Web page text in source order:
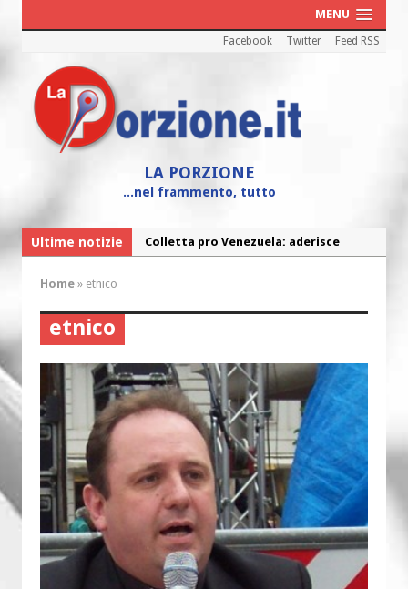
MENU
Facebook Twitter Feed RSS
LA PORZIONE
...nel frammento, tutto
Ultime notizie
Colletta pro Venezuela: aderisce
mobilita contro il suicidio assistito
Montesilvano: “Tanta la devozione”
Torna la festa di Sant’Andrea:
“Chiediamogli di legarci al bene”
“Chiediamo al Signore di capire ciò che
è buono, giusto e santo per la nostra
vita”
Home » etnico
etnico